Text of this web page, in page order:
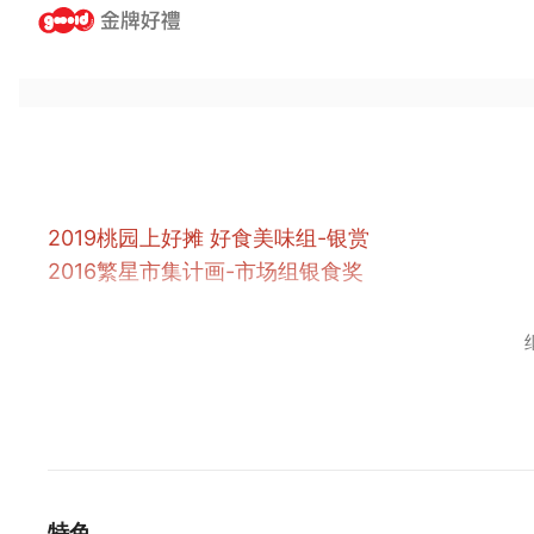
2019桃园上好摊 好食美味组-银赏
2016繁星市集计画-市场组银食奖